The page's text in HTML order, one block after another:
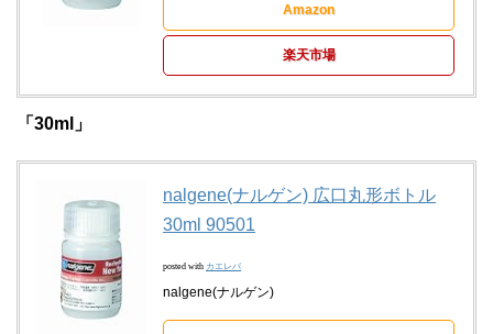
Amazon
楽天市場
「30ml」
nalgene(ナルゲン) 広口丸形ボトル
30ml 90501
posted with カエレバ
nalgene(ナルゲン)